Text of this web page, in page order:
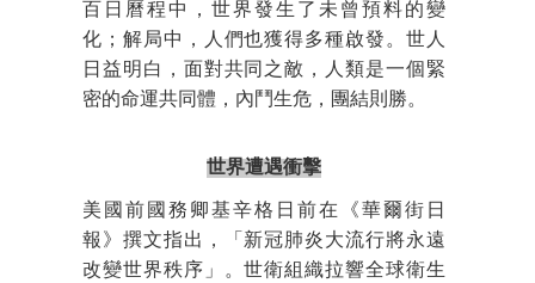
百日曆程中，世界發生了未曾預料的變
化；解局中，人們也獲得多種啟發。世人
日益明白，面對共同之敵，人類是一個緊
密的命運共同體，內鬥生危，團結則勝。
世界遭遇衝擊
美國前國務卿基辛格日前在《華爾街日
報》撰文指出，「新冠肺炎大流行將永遠
改變世界秩序」。世衛組織拉響全球衛生